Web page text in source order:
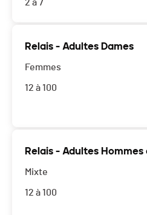
2 à 7
Relais - Adultes Dames
Femmes
12 à 100
Relais - Adultes
Mixte
12 à 100